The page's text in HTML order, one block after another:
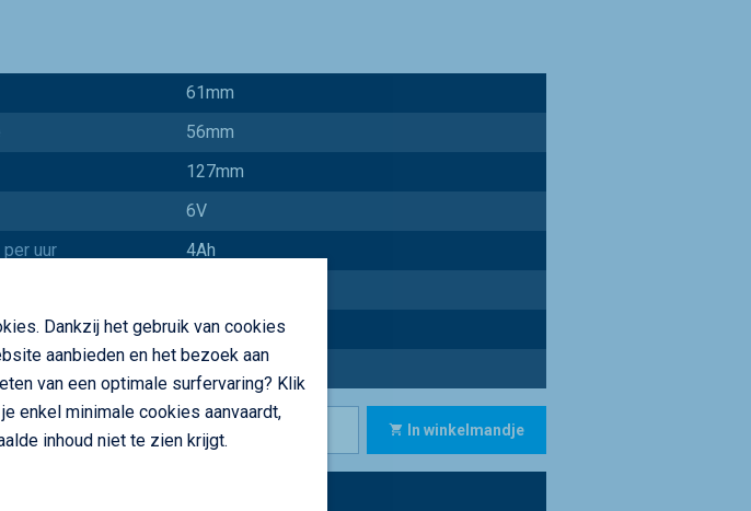
61mm
56mm
127mm
6V
uur
4Ah
de polen
periode
1 jaar
€ 13.22
/stuk excl. BTW
In winkelmandje
Dankzij het gebruik van cookies
aanbieden en het bezoek aan
van een optimale surfervaring? Klik
enkel minimale cookies aanvaardt,
inhoud niet te zien krijgt.